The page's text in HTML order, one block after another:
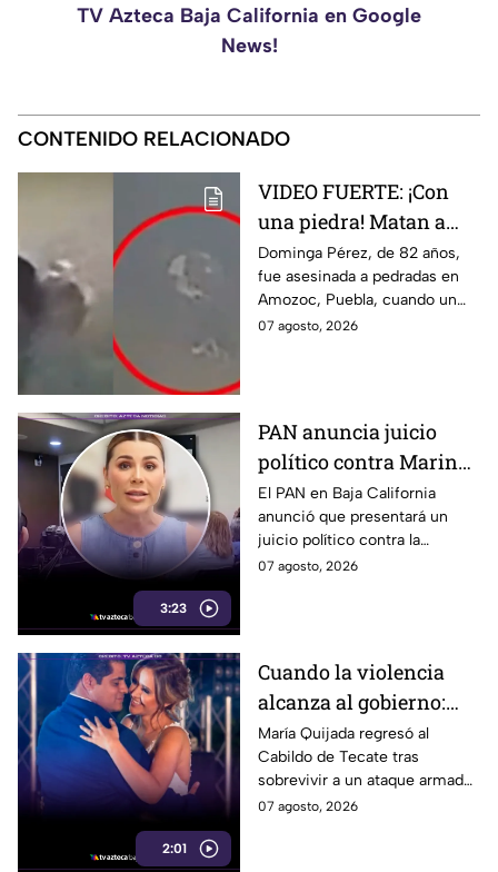
TV Azteca Baja California en Google
News!
CONTENIDO RELACIONADO
VIDEO FUERTE: ¡Con
una piedra! Matan a
vendedora de cemitas
de 82 años mientras iba
a su casa
Dominga Pérez, de 82 años,
fue asesinada a pedradas en
Amozoc, Puebla, cuando un
sujeto le robó los 90 pesos
07 agosto, 2026
3:23
PAN anuncia juicio
político contra Marina
del Pilar y la fiscal de
Baja California
El PAN en Baja California
anunció que presentará un
juicio político contra la
gobernadora y la fiscal del
07 agosto, 2026
2:01
Cuando la violencia
alcanza al gobierno:
regidora de Tecate
vuelve al Cabildo tras
sobrevivir a un ataque
armado
María Quijada regresó al
Cabildo de Tecate tras
sobrevivir a un ataque armado
en el que murió su esposo y
07 agosto, 2026